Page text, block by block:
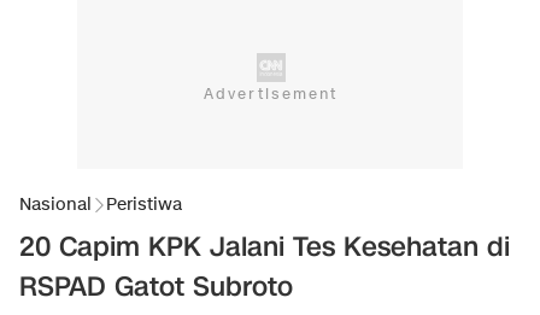
Nasional Peristiwa
20 Capim KPK Jalani Tes Kesehatan di
RSPAD Gatot Subroto